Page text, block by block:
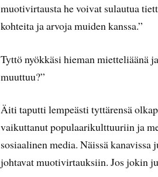
muotivirtausta he voivat sulautua
kohteita ja arvoja muiden kanssa.”
Tyttö nyökkäsi hieman mietteliäänä
muuttuu?”
Äiti taputti lempeästi tyttärensä
vaikuttanut populaarikulttuuriin ja
sosiaalinen media. Näissä
johtavat muotivirtauksiin. Jos jokin